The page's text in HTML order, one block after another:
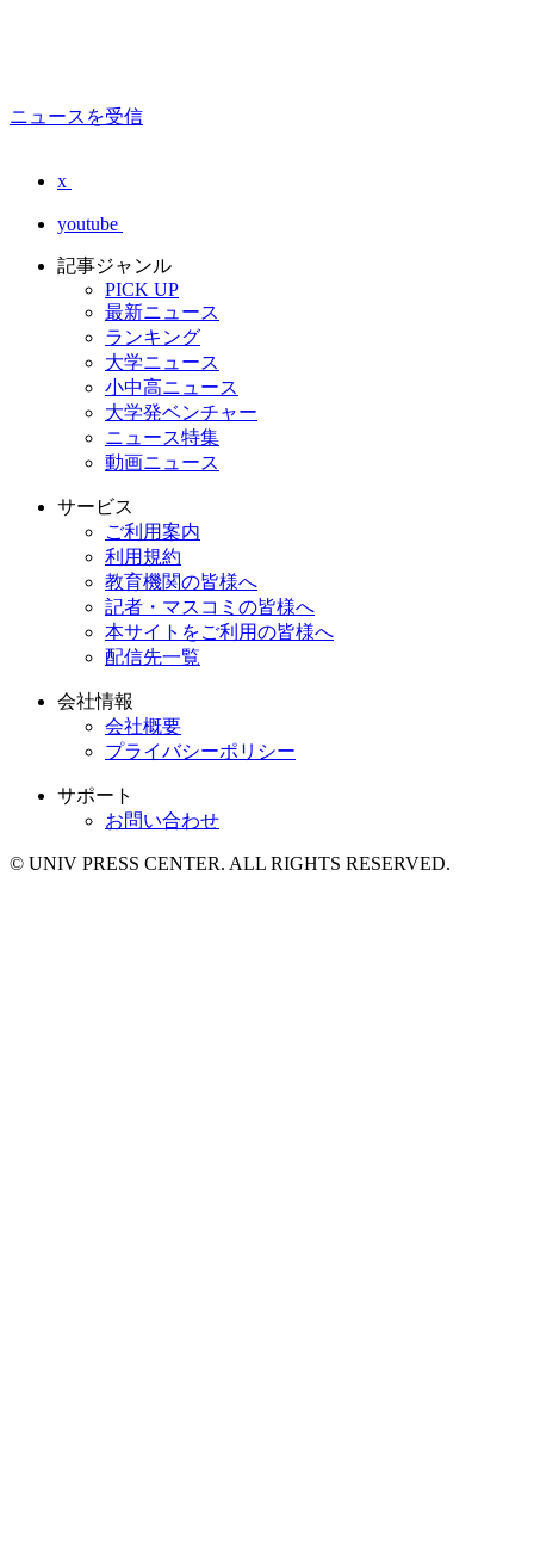
ニュースを受信
x
youtube
記事ジャンル
PICK UP
最新ニュース
ランキング
大学ニュース
小中高ニュース
大学発ベンチャー
ニュース特集
動画ニュース
サービス
ご利用案内
利用規約
教育機関の皆様へ
記者・マスコミの皆様へ
本サイトをご利用の皆様へ
配信先一覧
会社情報
会社概要
プライバシーポリシー
サポート
お問い合わせ
© UNIV PRESS CENTER. ALL RIGHTS RESERVED.